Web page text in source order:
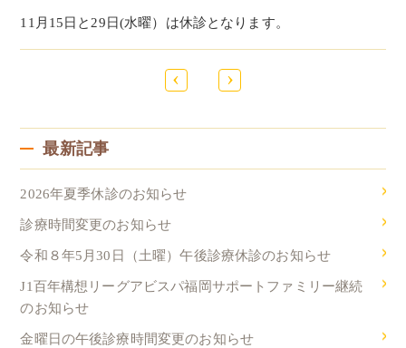
11月15日と29日(水曜）は休診となります。
‹ ›
最新記事
2026年夏季休診のお知らせ
診療時間変更のお知らせ
令和８年5月30日（土曜）午後診療休診のお知らせ
J1百年構想リーグアビスパ福岡サポートファミリー継続
のお知らせ
金曜日の午後診療時間変更のお知らせ